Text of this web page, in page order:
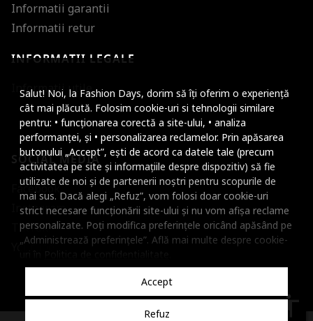
Salut! Noi, la Fashion Days, dorim să îți oferim o experiență
cât mai plăcută. Folosim cookie-uri si tehnologii similare
pentru: • funcționarea corectă a site-ului, • analiza
performanței, și • personalizarea reclamelor. Prin apăsarea
butonului „Accept”, ești de acord ca datele tale (precum
activitatea pe site și informațiile despre dispozitiv) să fie
utilizate de noi și de partenerii noștri pentru scopurile de
mai sus. Dacă alegi „Refuz”, vom folosi doar cookie-uri
strict necesare funcționării site-ului și nu vom afișa reclame
personalizate. Poți modifica preferințele oricând apăsând pe
„Administrează preferințele”. Află mai multe despre cookie-
Accept
Refuz
Informatii garantii
Informatii retur
INFORMATII LEGALE
Informatii utile
SOCIAL MEDIA
Facebook
Instagram
TikTok
Youtube
accessibility
Micsoreaza
Mareste spatierea
Micsoreaza
Mareste inaltimea
Micsoreaza
Inverseaza culorile
Nuante de gri
Cursor mare